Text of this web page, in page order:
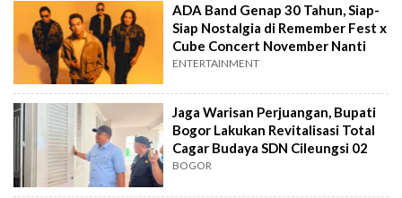
ADA Band Genap 30 Tahun, Siap-
Siap Nostalgia di Remember Fest x
Cube Concert November Nanti
ENTERTAINMENT
Jaga Warisan Perjuangan, Bupati
Bogor Lakukan Revitalisasi Total
Cagar Budaya SDN Cileungsi 02
BOGOR